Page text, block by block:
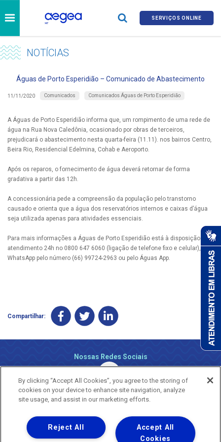
SERVIÇOS ONLINE
NOTÍCIAS
Águas de Porto Esperidião – Comunicado de Abastecimento
11/11/2020 Comunicados Comunicados Águas de Porto Esperidião
A Águas de Porto Esperidião informa que, um rompimento de uma rede de
água na Rua Nova Caledônia, ocasionado por obras de terceiros,
prejudicará o abastecimento nesta quarta-feira (11.11). nos bairros Centro,
Beira Rio, Residencial Edelmina, Cohab e Aeroporto.
Após os reparos, o fornecimento de água deverá retornar de forma
gradativa a partir das 12h.
A concessionária pede a compreensão da população pelo transtorno
causado e orienta que a água dos reservatórios internos e caixas d’água
seja utilizada apenas para atividades essenciais.
Para mais informações a Águas de Porto Esperidião está à disposição pelo
atendimento 24h no 0800 647 6060 (ligação de telefone fixo e celular), via
WhatsApp pelo número (66) 99724-2963 ou pelo Águas App.
Compartilhar:
Nossas Redes Sociais
Uma empresa
Copyright ® 2026 - Todos os Direitos Reservados.
By clicking “Accept All Cookies”, you agree to the storing of
cookies on your device to enhance site navigation, analyze
site usage, and assist in our marketing efforts.
Accept All
Cookies
Reject All